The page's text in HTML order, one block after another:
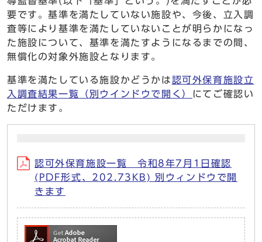
要です。基準を満たしていない施設や、今後、立入調
査等により基準を満たしていないことが明らかになっ
た施設について、基準を満たすようになるまでの間、
無償化の対象外施設となります。
基準を満たしている施設かどうかは認可外保育施設立
入調査結果一覧 （別ウインドウで開く）
にてご確認い
ただけます。
認可外保育施設一覧 令和8年7月1日確認
(PDF形式、202.73KB) 別ウィンドウで開
きます